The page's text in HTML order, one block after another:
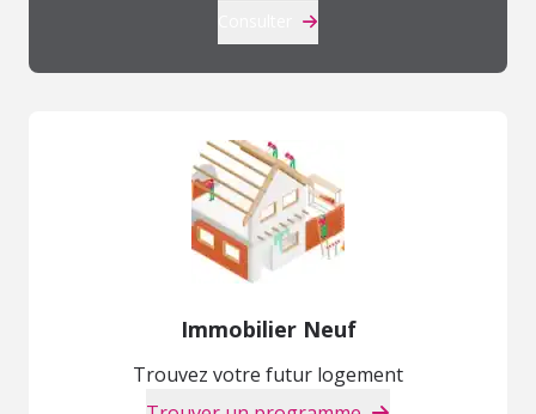
Immobilier Neuf
Trouvez votre futur logement